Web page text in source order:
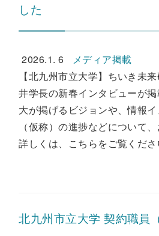
した
2026.1. 6
メディア掲載
【北九州市立大学】ちいき未
井学長の新春インタビューが
大が掲げるビジョンや、情報
（仮称）の進捗などについて
詳しくは、こちらをご覧くだ
北九州市立大学 契約職員